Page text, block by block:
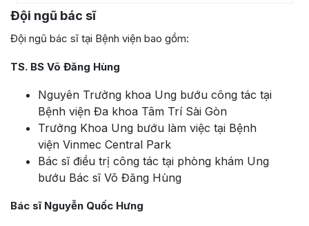
Đội ngũ bác sĩ
Đội ngũ bác sĩ tại Bệnh viện bao gồm:
TS. BS Võ Đăng Hùng
Nguyên Trưởng khoa Ung bướu công tác tại
Bệnh viện Đa khoa Tâm Trí Sài Gòn
Trưởng Khoa Ung bướu làm việc tại Bệnh
viện Vinmec Central Park
Bác sĩ điều trị công tác tại phòng khám Ung
bướu Bác sĩ Võ Đăng Hùng
Bác sĩ Nguyễn Quốc Hưng